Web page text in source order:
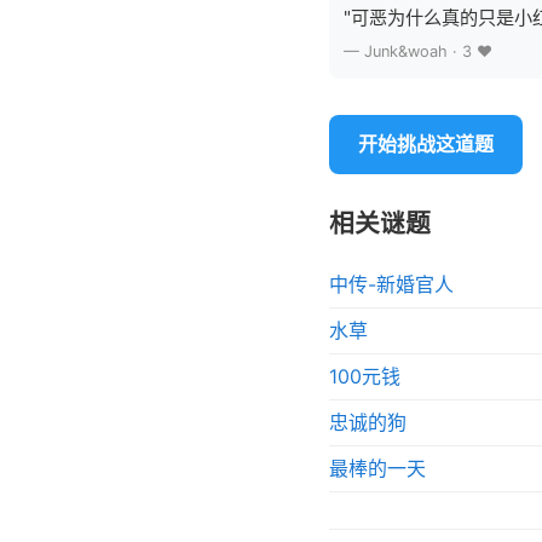
"可恶为什么真的只是小
— Junk&woah · 3 ❤️
开始挑战这道题
相关谜题
中传-新婚官人
水草
100元钱
忠诚的狗
最棒的一天